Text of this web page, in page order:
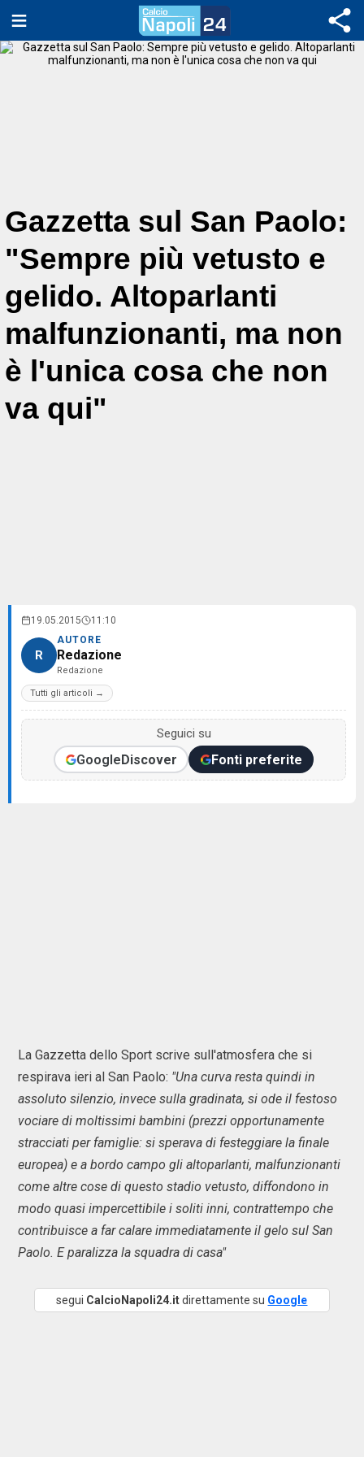
Gazzetta sul San Paolo:
"Sempre più vetusto e
gelido. Altoparlanti
malfunzionanti, ma non
è l'unica cosa che non
va qui"
19.05.2015 11:10
R
AUTORE
Redazione
Redazione
Tutti gli articoli →
Seguici su
GoogleDiscover Fonti preferite
La Gazzetta dello Sport scrive sull'atmosfera che si
respirava ieri al San Paolo: "Una curva resta quindi in
assoluto silenzio, invece sulla gradinata, si ode il festoso
vociare di moltissimi bambini (prezzi opportunamente
stracciati per famiglie: si sperava di festeggiare la finale
europea) e a bordo campo gli altoparlanti, malfunzionanti
come altre cose di questo stadio vetusto, diffondono in
modo quasi impercettibile i soliti inni, contrattempo che
contribuisce a far calare immediatamente il gelo sul San
Paolo. E paralizza la squadra di casa"
segui CalcioNapoli24.itdirettamente su Google